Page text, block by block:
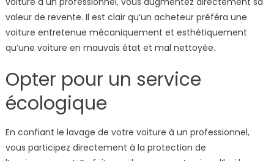
valeur de revente. Il est clair qu’un acheteur préféra une
voiture entretenue mécaniquement et esthétiquement
qu’une voiture en mauvais état et mal nettoyée.
Opter pour un service
écologique
En confiant le lavage de votre voiture à un professionnel,
vous participez directement à la protection de